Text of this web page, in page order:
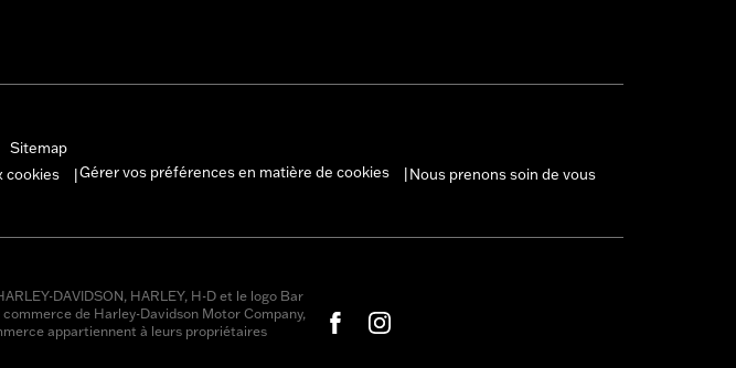
Sitemap
cookies Gérer vos préférences en matière de cookies Nous prenons soin de vous
DAVIDSON, HARLEY, H-D et le logo Bar
de Harley-Davidson Motor Company,
appartiennent à leurs propriétaires